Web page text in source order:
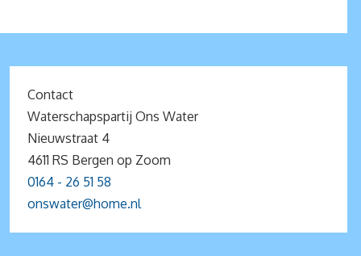
Contact
Waterschapspartij Ons Water
Nieuwstraat 4
4611 RS Bergen op Zoom
0164 - 26 51 58
onswater@home.nl